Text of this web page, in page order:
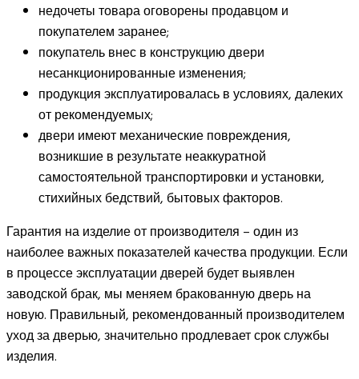
недочеты товара оговорены продавцом и
покупателем заранее;
покупатель внес в конструкцию двери
несанкционированные изменения;
продукция эксплуатировалась в условиях, далеких
от рекомендуемых;
двери имеют механические повреждения,
возникшие в результате неаккуратной
самостоятельной транспортировки и установки,
стихийных бедствий, бытовых факторов.
Гарантия на изделие от производителя – один из
наиболее важных показателей качества продукции. Если
в процессе эксплуатации дверей будет выявлен
заводской брак, мы меняем бракованную дверь на
новую. Правильный, рекомендованный производителем
уход за дверью, значительно продлевает срок службы
изделия.